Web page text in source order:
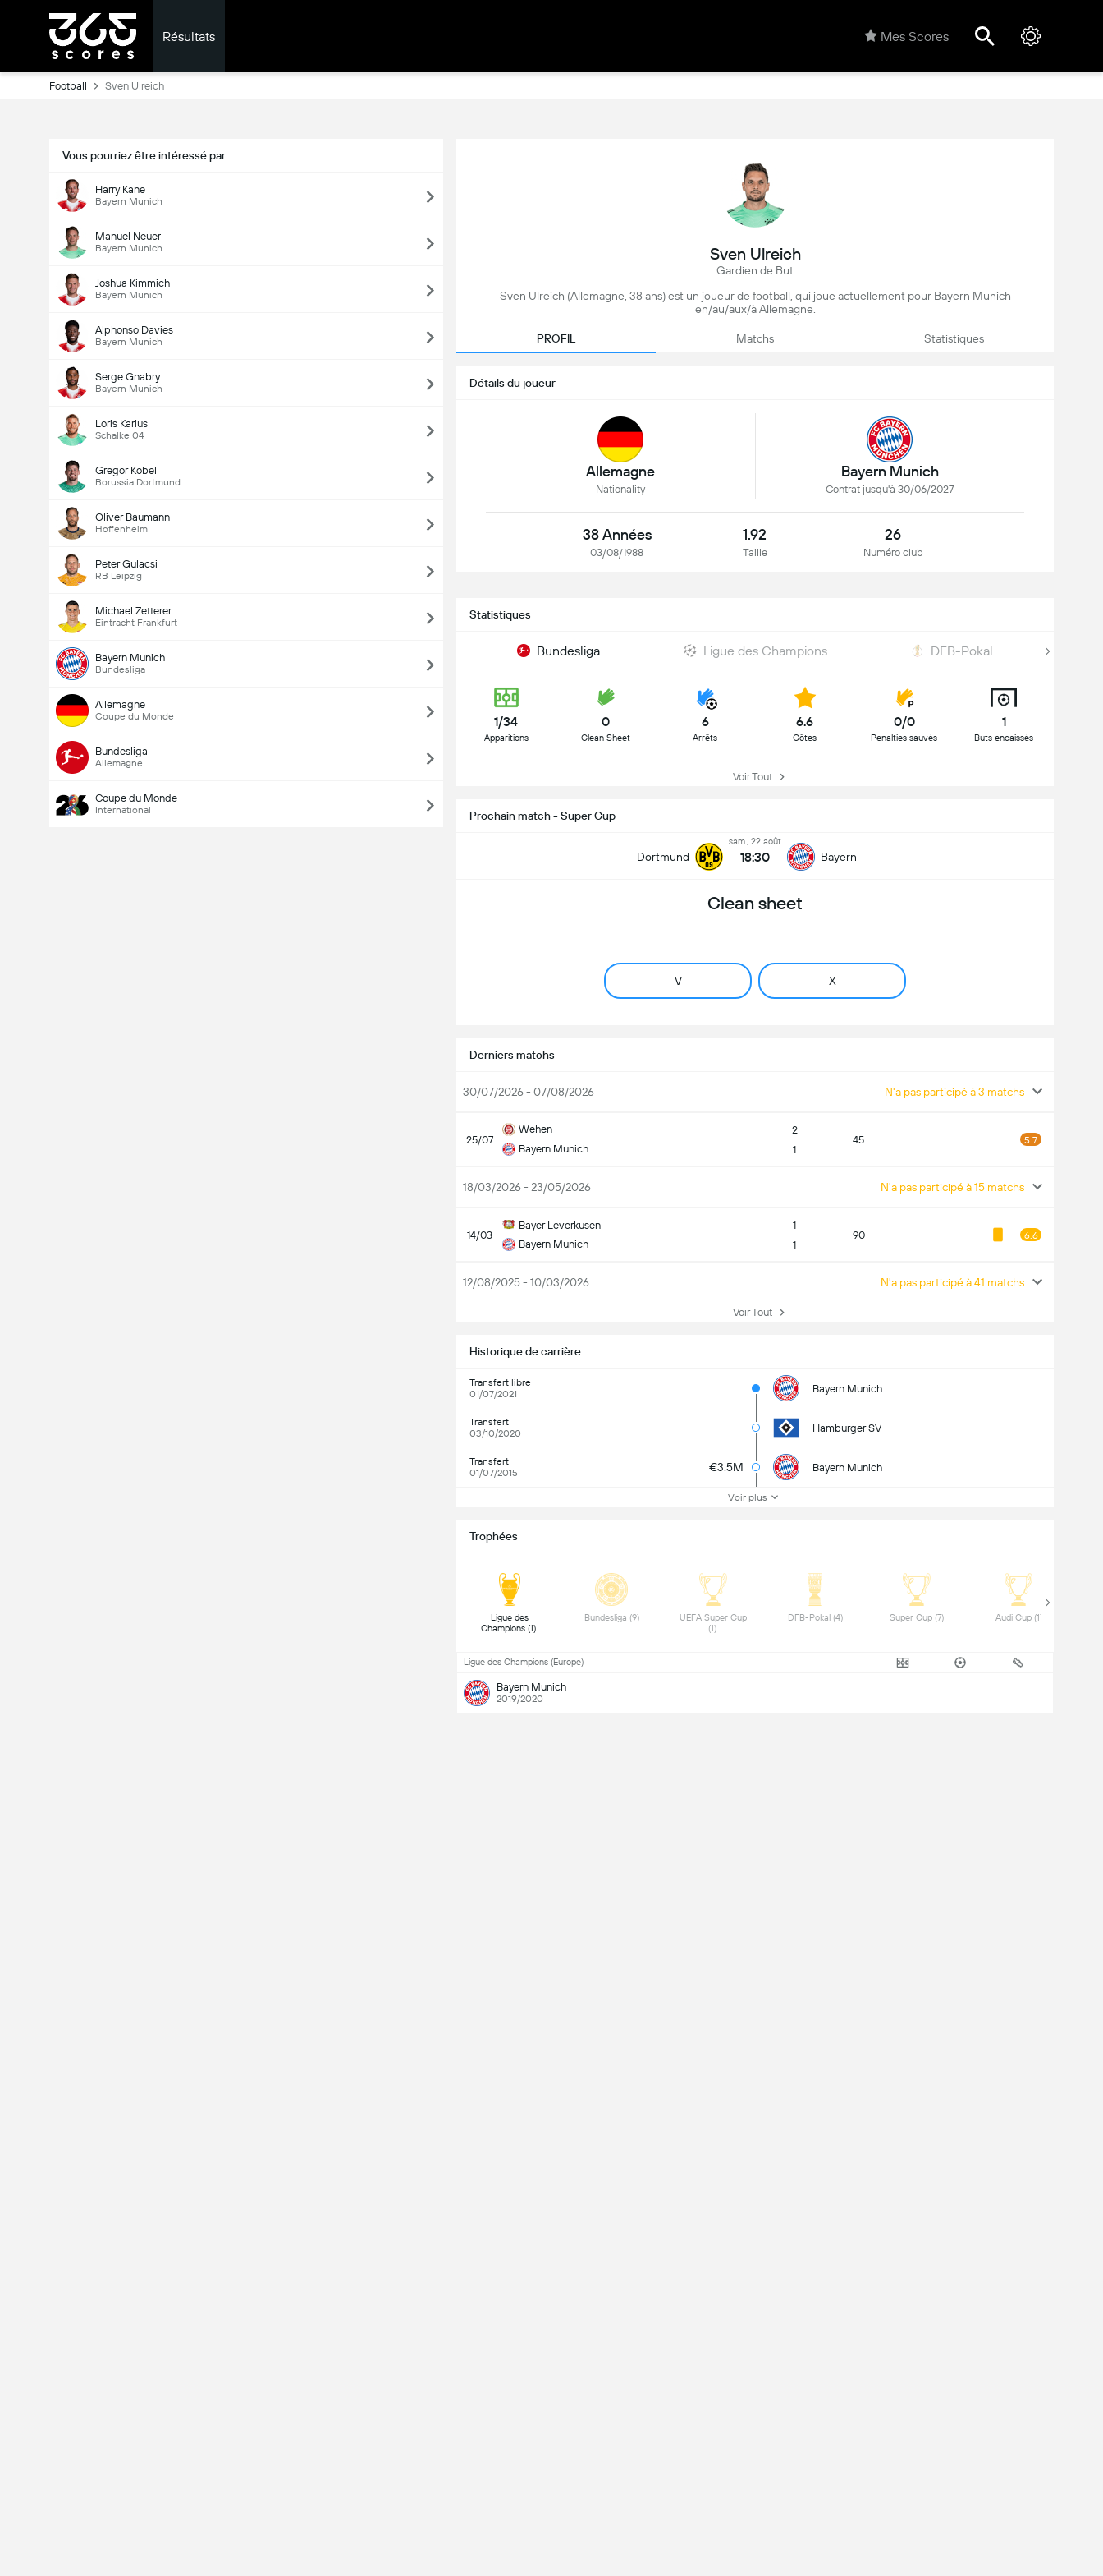
Résultats Mes Scores
Football Sven Ulreich
Vous pourriez être intéressé par
Harry Kane
Bayern Munich
Manuel Neuer
Bayern Munich
Joshua Kimmich
Bayern Munich
Alphonso Davies
Bayern Munich
Serge Gnabry
Bayern Munich
Loris Karius
Schalke 04
Gregor Kobel
Borussia Dortmund
Oliver Baumann
Hoffenheim
Peter Gulacsi
RB Leipzig
Michael Zetterer
Eintracht Frankfurt
Bayern Munich
Bundesliga
Allemagne
Coupe du Monde
Bundesliga
Allemagne
Coupe du Monde
International
Sven Ulreich
Gardien de But
Sven Ulreich (Allemagne, 38 ans) est un joueur de football, qui joue actuellement pour Bayern Munich
en/au/aux/à Allemagne.
PROFIL Matchs Statistiques
Détails du joueur
Allemagne
Nationality
Bayern Munich
Contrat jusqu'à 30/06/2027
38 Années
03/08/1988
1.92
Taille
26
Numéro club
Statistiques
Bundesliga Ligue des Champions DFB-Pokal
1/34
Apparitions
0
Clean Sheet
6
Arrêts
6.6
Côtes
0/0
Penalties sauvés
1
Buts encaissés
Voir Tout
Prochain match - Super Cup
Dortmund
sam., 22 août
18:30 Bayern
Clean sheet
V X
Derniers matchs
30/07/2026 - 07/08/2026 N'a pas participé à 3 matchs
25/07
Wehen
Bayern Munich
2
1
45 5.7
18/03/2026 - 23/05/2026 N'a pas participé à 15 matchs
14/03
Bayer Leverkusen
Bayern Munich
1
1
90 6.6
12/08/2025 - 10/03/2026 N'a pas participé à 41 matchs
Voir Tout
Historique de carrière
Transfert libre
01/07/2021
Bayern Munich
Transfert
03/10/2020
Hamburger SV
Transfert
01/07/2015
€3.5M Bayern Munich
Voir plus
Trophées
Ligue des
Bundesliga (9)
UEFA Super Cup
(1)
DFB-Pokal (4)
Ligue des Champions (Europe)
Bayern Munich
2019/2020